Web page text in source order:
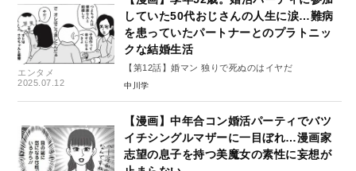
エンタメ
2025.07.12
していた50代おじさんの人生に涙…難病
を患っていたパートナーとのプラトニッ
クな結婚生活
【第12話】婚マン 独りで死ぬのはイヤだ
中川学
【漫画】中年合コン婚活パーティでバツ
イチシングルマザーに一目ぼれ…漫画家
志望の息子を持つ美魔女の素性に妄想が